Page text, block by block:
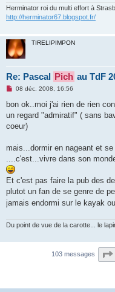
Herminator roi du multi effort à
http://herminator67.blogspot.fr/
TIRELIPIMPON
Re: Pascal Pich au TdF
M
s
a
g
o
l
u
08 déc. 2008, 16:56
bon ok..moi j'ai rien de rien
un regard "admiratif" ( sans
coeur)
mais...dormir en nageant et
....c'est...vivre dans son
Et c'est pas faire la pub des
plutot un fan de se genre de
jamais endormi sur le kayak
Du point de vue de la carotte... le
103 messages